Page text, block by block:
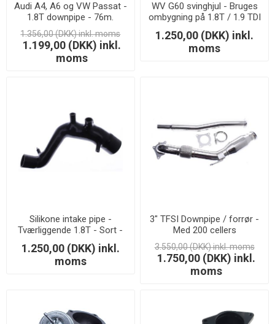
Audi A4, A6 og VW Passat -
1.8T downpipe - 76m.
1.356,00 (DKK) inkl. moms
1.199,00 (DKK) inkl.
moms
WV G60 svinghjul - Bruges
ombygning på 1.8T / 1.9 TDI
motor - 10 kg
1.250,00 (DKK) inkl.
moms
Silikone intake pipe -
Tværliggende 1.8T - Sort -
51/80mm.
1.250,00 (DKK) inkl.
moms
3" TFSI Downpipe / forrør -
Med 200 cellers
Racerkatalysator - SS201
3.550,00 (DKK) inkl. moms
1.750,00 (DKK) inkl.
moms